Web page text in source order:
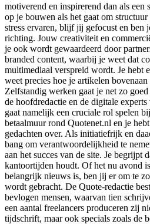
motiverend en inspirerend dan als een
op je bouwen als het gaat om
stress ervaren, blijf jij gefocust en ben
richting. Jouw creativiteit en
je ook wordt gewaardeerd door
branded content, waarbij je weet dat
multimediaal verspreid wordt. Je hebt
weet precies hoe je artikelen
Zelfstandig werken gaat je net zo
de hoofdredactie en de digitale
gaat namelijk een cruciale rol spelen
betaalmuur rond Quotenet.nl en je
gedachten over. Als initiatiefrijk en
bang om verantwoordelijkheid te
aan het succes van de site. Je begrijpt
kantoortijden houdt. Of het nu avond
belangrijk nieuws is, ben jij er om te
wordt gebracht. De Quote-redactie
bevlogen mensen, waarvan tien
een aantal freelancers produceren zij
tijdschrift, maar ook specials zoals de